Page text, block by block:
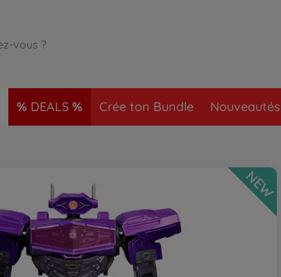
DEALS Crée ton Bundle Nouveautés
NEW